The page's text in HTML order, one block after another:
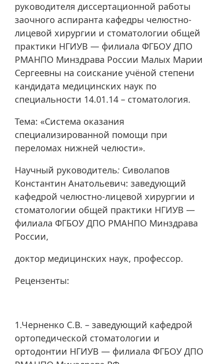
руководителя диссертационной работы
заочного аспиранта кафедры челюстно-
лицевой хирургии и стоматологии общей
практики НГИУВ — филиала ФГБОУ ДПО
РМАНПО Минздрава России Малых Марии
Сергеевны на соискание учёной степени
кандидата медицинских наук по
специальности 14.01.14 – стоматология.
Тема: «Система оказания
специализированной помощи при
переломах нижней челюсти».
Научный руководитель: Сиволапов
Константин Анатольевич: заведующий
кафедрой челюстно-лицевой хирургии и
стоматологии общей практики НГИУВ —
филиала ФГБОУ ДПО РМАНПО Минздрава
России,
доктор медицинских наук, профессор.
Рецензенты:
1.Черненко С.В. – заведующий кафедрой
ортопедической стоматологии и
ортодонтии НГИУВ — филиала ФГБОУ ДПО